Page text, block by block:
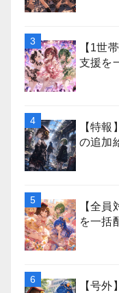
【1世
支援を
【特
の追加
【全
を一括
【号